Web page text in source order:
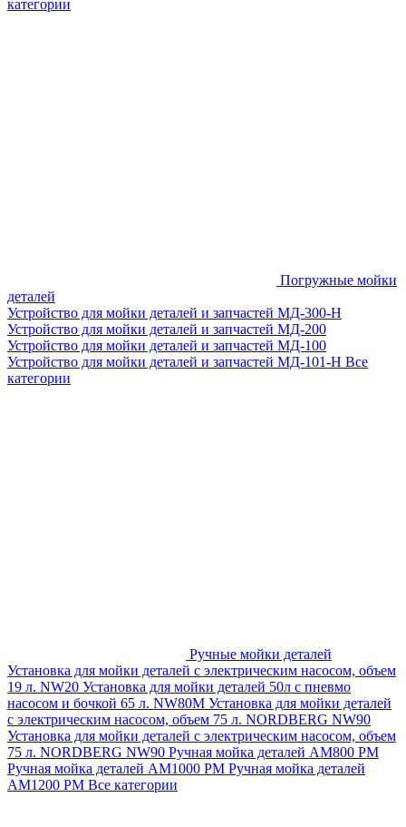
категории
Погружные мойки
деталей
Устройство для мойки деталей и запчастей МД-300-H
Устройство для мойки деталей и запчастей МД-200
Устройство для мойки деталей и запчастей МД-100
Устройство для мойки деталей и запчастей МД-101-Н Все
категории
Ручные мойки деталей
Установка для мойки деталей с электрическим насосом, объем
19 л. NW20 Установка для мойки деталей 50л с пневмо
насосом и бочкой 65 л. NW80M Установка для мойки деталей
с электрическим насосом, объем 75 л. NORDBERG NW90
Установка для мойки деталей с электрическим насосом, объем
75 л. NORDBERG NW90 Ручная мойка деталей АМ800 РМ
Ручная мойка деталей АМ1000 РМ Ручная мойка деталей
АМ1200 РМ Все категории